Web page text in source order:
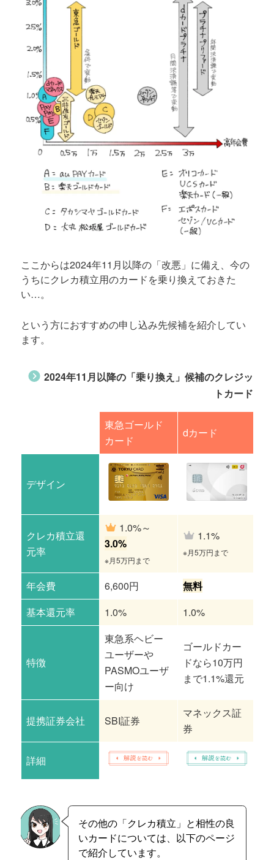
ここからは2024年11月以降の「改悪」に備え、今の
うちにクレカ積立用のカードを乗り換えておきた
い…。
という方におすすめの申し込み先候補を紹介してい
ます。
2024年11月以降の「乗り換え」候補のクレジッ
トカード
東急ゴールド
カード
dカード
デザイン
クレカ積立還
元率
1.0%～
3.0%
※月5万円まで
1.1%
※月5万円まで
年会費 6,600円 無料
基本還元率
1.0% 1.0%
特徴
東急系ヘビー
ユーザーや
PASMOユーザ
ー向け
ゴールドカー
ドなら10万円
まで1.1%還元
提携証券会社 SBI証券
マネックス証
券
詳細
その他の「クレカ積立」と相性の良
いカードについては、以下のページ
で紹介しています。